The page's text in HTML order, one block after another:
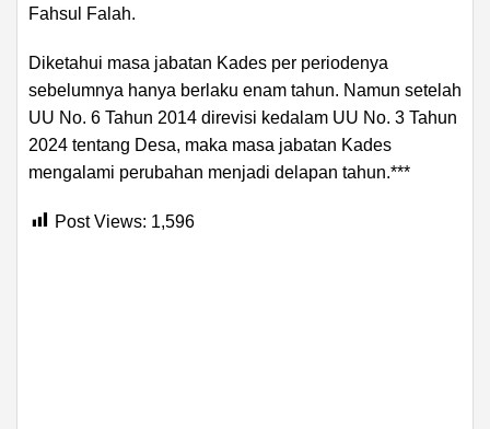
Fahsul Falah.
Diketahui masa jabatan Kades per periodenya
sebelumnya hanya berlaku enam tahun. Namun setelah
UU No. 6 Tahun 2014 direvisi kedalam UU No. 3 Tahun
2024 tentang Desa, maka masa jabatan Kades
mengalami perubahan menjadi delapan tahun.***
Post Views: 1,596